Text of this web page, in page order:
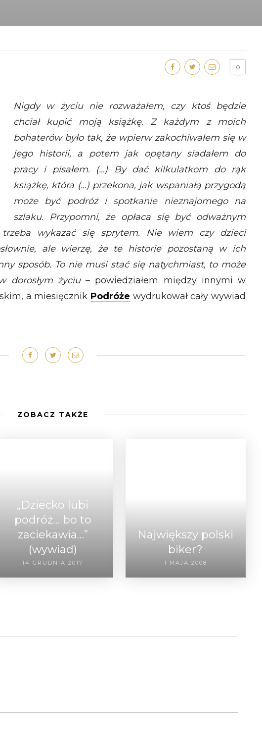
0
Nigdy w życiu nie rozważałem, czy ktoś będzie
chciał kupić moją książkę. Z każdym z moich
bohaterów było tak, że wpierw zakochiwałem się w
jego historii, a potem jak opętany siadałem do
pracy i pisałem. (…) By dać kilkulatkom do rąk
książkę, która (…) przekona, jak wspaniałą przygodą
może być podróż i spotkanie nieznajomego na
szlaku. Przypomni, że opłaca się być odważnym
wykazać się sprytem. Nie wiem czy dzieci
ale wierzę, że te historie pozostaną w ich
sposób. To nie musi stać się natychmiast, to może
dorosłym życiu– powiedziałem między innymi w
a miesięcznik Podróże wydrukował cały wywiad
ZOBACZ TAKŻE
„Dziecko lubi
podróż… bo to
zaciekawia…”
(wywiad)
14 GRUDNIA 2017
Największy polski
biker?
1 MAJA 2008